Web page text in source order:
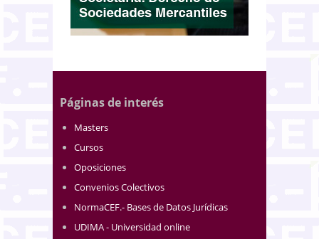
Páginas de interés
Masters
Cursos
Oposiciones
Convenios Colectivos
NormaCEF.- Bases de Datos Jurídicas
UDIMA - Universidad online